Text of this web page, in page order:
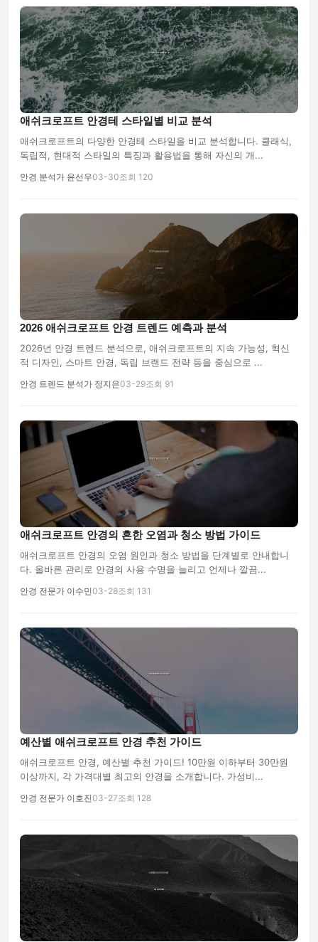
애쉬크로프트 안경테 스타일별 비교 분석
애쉬크로프트의 다양한 안경테 스타일을 비교 분석합니다. 클래식,
독립적, 현대적 스타일의 특징과 활용법을 통해 자신의 개...
안경 분석가 윤선우03-30조회 120
2026 애쉬크로프트 안경 트렌드 예측과 분석
2026년 안경 트렌드 분석으로, 애쉬크로프트의 지속 가능성, 혁신
적 디자인, 스마트 안경, 독립 브랜드 전략 등을 중심으로 ...
안경 트렌드 분석가 정지은03-29조회 91
애쉬크로프트 안경의 흔한 오염과 청소 방법 가이드
애쉬크로프트 안경의 오염 원인과 청소 방법을 단계별로 안내합니
다. 올바른 관리로 안경의 사용 수명을 늘리고 언제나 깔끔...
안경 전문가 이수민03-28조회 131
예산별 애쉬크로프트 안경 추천 가이드
애쉬크로프트 안경, 예산별 추천 가이드! 10만원 이하부터 30만원
이상까지, 각 가격대별 최고의 안경을 소개합니다. 가성비...
안경 전문가 이호진03-27조회 128